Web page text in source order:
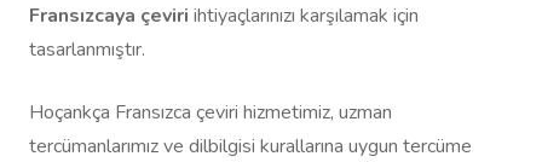
Fransızcaya çeviri ihtiyaçlarınızı karşılamak için
tasarlanmıştır.
Hoçankça Fransızca çeviri hizmetimiz, uzman
tercümanlarımız ve dilbilgisi kurallarına uygun tercüme